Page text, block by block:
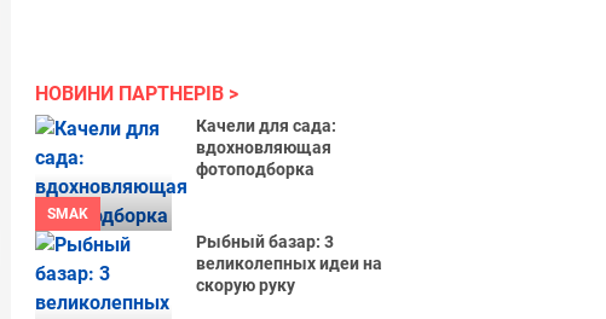
НОВИНИ ПАРТНЕРІВ
SMAK
Качели для сада:
вдохновляющая
фотоподборка
Рыбный базар: 3
великолепных идеи на
скорую руку